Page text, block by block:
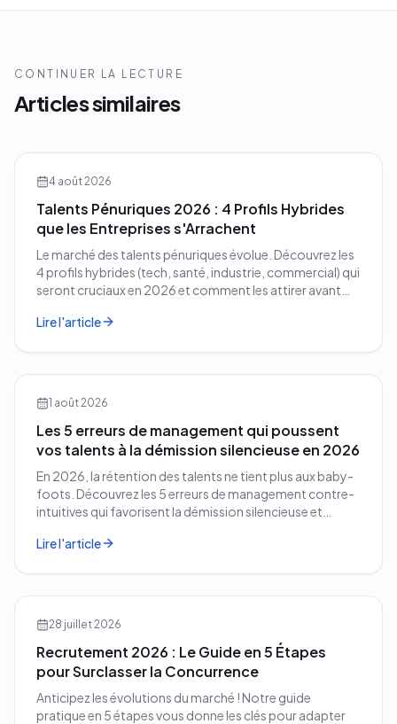
CONTINUER LA LECTURE
Articles similaires
4 août 2026
Talents Pénuriques 2026 : 4 Profils Hybrides
que les Entreprises s'Arrachent
Le marché des talents pénuriques évolue. Découvrez les
4 profils hybrides (tech, santé, industrie, commercial) qui
seront cruciaux en 2026 et comment les attirer avant
Lire l'article
1 août 2026
Les 5 erreurs de management qui poussent
vos talents à la démission silencieuse en 2026
En 2026, la rétention des talents ne tient plus aux baby-
foots. Découvrez les 5 erreurs de management contre-
intuitives qui favorisent la démission silencieuse et
Lire l'article
28 juillet 2026
Recrutement 2026 : Le Guide en 5 Étapes
pour Surclasser la Concurrence
Anticipez les évolutions du marché ! Notre guide
pratique en 5 étapes vous donne les clés pour adapter